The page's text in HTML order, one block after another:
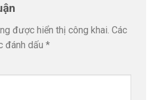
được hiển thị công khai. Các
đánh dấu *